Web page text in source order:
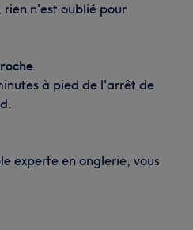
n'est oublié pour
à pied de l'arrêt de
experte en onglerie, vous